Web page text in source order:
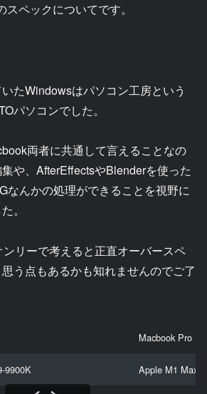
ペックについてです。
たWindowsはパソコン工房という
パソコンでした。
両者に共通して言えることなの
や、AfterEffectsやBlenderを使った
なんかの処理ができることを視野に
。
リーで考えると正直オーバースペ
う点もあるかも知れませんのでご了
Macbook Pro
9900K Apple M1 Max